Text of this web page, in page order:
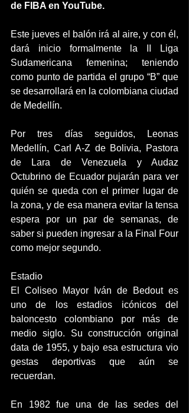
de FIBA en YouTube.
Este jueves el balón irá al aire, y con él,
dará inicio formalmente la II Liga
Sudamericana femenina; teniendo
como punto de partida el grupo “B” que
se desarrollará en la colombiana ciudad
de Medellín.
Por tres días seguidos, Leonas
Medellín, Carl A-Z de Bolivia, Pastora
de Lara de Venezuela y Audaz
Octubrino de Ecuador pujarán para ver
quién se queda con el primer lugar de
la zona, y de esa manera evitar la tensa
espera por un par de semanas, de
saber si pueden ingresar a la Final Four
como mejor segundo.
Estadio
El Coliseo Mayor Iván de Bedout es
uno de los estadios icónicos del
baloncesto colombiano por más de
medio siglo. Su construcción original
data de 1955, y bajo esa estructura vio
gestas deportivas que aún se
recuerdan.
En 1982 fue una de las sedes del